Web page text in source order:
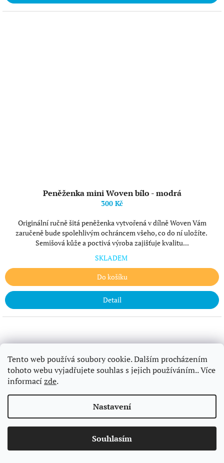
Tento web používá soubory cookie. Dalším procházením
tohoto webu vyjadřujete souhlas s jejich používáním.. Více
informacízde.
Nastavení
Souhlasím
vzorková prodejna je pro Vás po předchozí domluvě otevřená stále.
Těším se na viděnou!
Peněženka mini Woven bílo - modrá
300 Kč
Originální ručně šitá peněženka vytvořená v dílně Woven Vám
zaručeně bude spolehlivým ochráncem všeho, co do ní uložíte.
Semišová kůže a poctivá výroba zajišťuje kvalitu...
SKLADEM
Do košíku
Detail